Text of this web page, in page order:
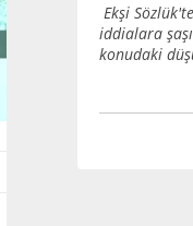
Ekşi
iddialara
konudaki